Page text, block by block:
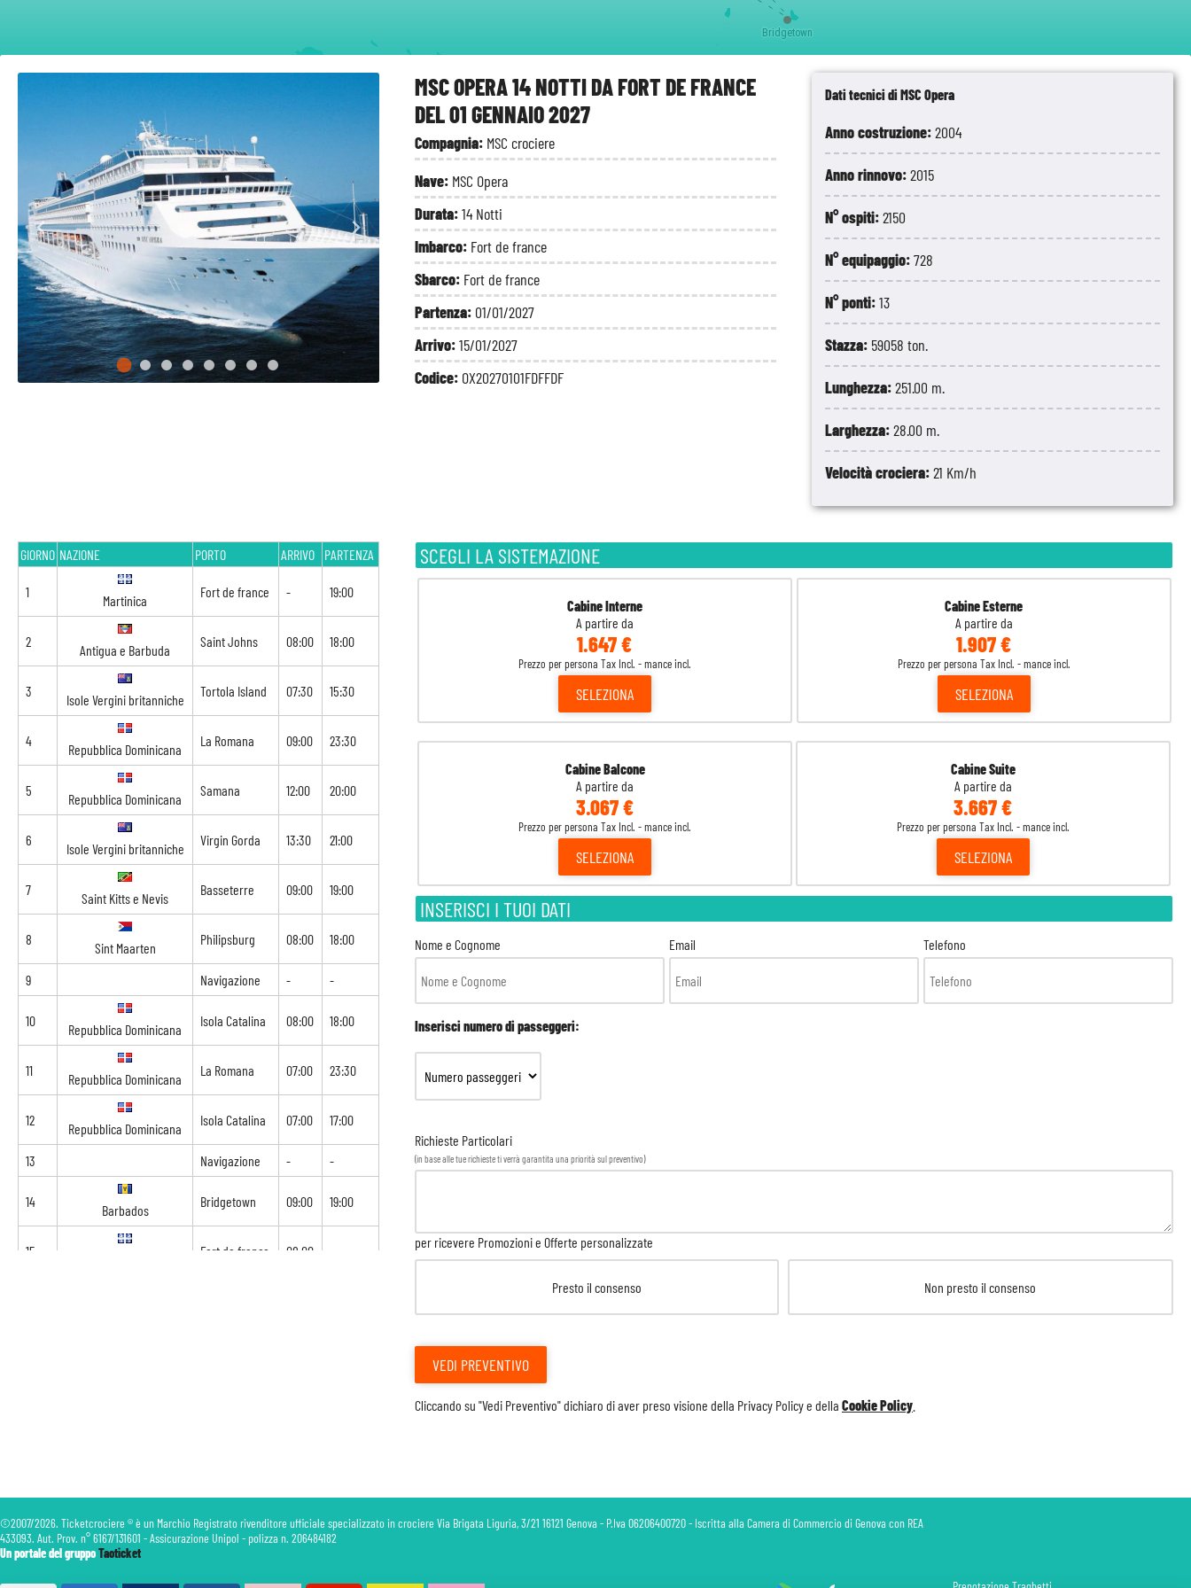
MSC OPERA 14 NOTTI DA FORT DE FRANCE
DEL 01 GENNAIO 2027
Compagnia: MSC crociere
Nave: MSC Opera
Durata:14 Notti
Imbarco: Fort de france
Sbarco: Fort de france
Partenza: 01/01/2027
Arrivo:15/01/2027
Codice: OX20270101FDFFDF
Dati tecnici di MSC Opera
Anno costruzione:2004
Anno rinnovo:2015
N° ospiti:2150
N° equipaggio:728
N° ponti:13
Stazza: 59058 ton.
Lunghezza:251.00 m.
Larghezza:28.00 m.
Velocità crociera:21 Km/h
SCEGLI LA SISTEMAZIONE
Cabine Interne
A partire da
1.647 €
Prezzo per persona Tax Incl. - mance incl.
SELEZIONA
Cabine Esterne
A partire da
1.907 €
Prezzo per persona Tax Incl. - mance incl.
SELEZIONA
Cabine Balcone
A partire da
3.067 €
Prezzo per persona Tax Incl. - mance incl.
SELEZIONA
Cabine Suite
A partire da
3.667 €
Prezzo per persona Tax Incl. - mance incl.
SELEZIONA
INSERISCI I TUOI DATI
Nome e Cognome Email Telefono
Inserisci numero di passeggeri:
Richieste Particolari
(in base alle tue richieste ti verrà garantita una priorità sul preventivo)
per ricevere Promozioni e Offerte personalizzate
Presto il consenso Non presto il consenso
VEDI PREVENTIVO
Cliccando su "Vedi Preventivo" dichiaro di aver preso visione della Privacy Policye della Cookie Policy
GIORNO NAZIONE PORTO ARRIVO PARTENZA
1
Martinica
Fort de france - 19:00
2
Antigua e Barbuda
Saint Johns 08:00 18:00
3
Isole Vergini britanniche
Tortola Island 07:30 15:30
4
Repubblica Dominicana
La Romana 09:00 23:30
5
Repubblica Dominicana
Samana 12:00 20:00
6
Isole Vergini britanniche
Virgin Gorda 13:30 21:00
7
Saint Kitts e Nevis
Basseterre 09:00 19:00
8
Sint Maarten
Philipsburg 08:00 18:00
9 Navigazione - -
10
Repubblica Dominicana
Isola Catalina 08:00 18:00
11
Repubblica Dominicana
La Romana 07:00 23:30
12
Repubblica Dominicana
Isola Catalina 07:00 17:00
13 Navigazione - -
14
Barbados
Bridgetown 09:00 19:00
15 Fort de france 08:00
Bridgetown
©2007/2026. Ticketcrociere ® è un Marchio Registrato rivenditore ufficiale specializzato in crociere Via Brigata Liguria, 3/21 16121 Genova - P.Iva 06206400720 - Iscritta alla Camera di Commercio di Genova con REA
433093. Aut. Prov. n° 6167/131601 - Assicurazione Unipol - polizza n. 206484182
Un portale del gruppoTaoticket